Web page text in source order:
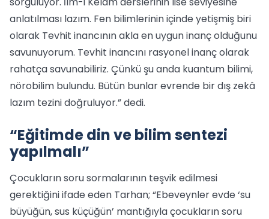
anlatılması lazım. Fen bilimlerinin içinde yetişmiş biri
olarak Tevhit inancının akla en uygun inanç olduğunu
savunuyorum. Tevhit inancını rasyonel inanç olarak
rahatça savunabiliriz. Çünkü şu anda kuantum bilimi,
nörobilim bulundu. Bütün bunlar evrende bir dış zekâ
lazım tezini doğruluyor.” dedi.
“Eğitimde din ve bilim sentezi
yapılmalı”
Çocukların soru sormalarının teşvik edilmesi
gerektiğini ifade eden Tarhan; “Ebeveynler evde ‘su
büyüğün, sus küçüğün’ mantığıyla çocukların soru